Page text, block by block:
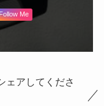
Me
ェアしてくださ